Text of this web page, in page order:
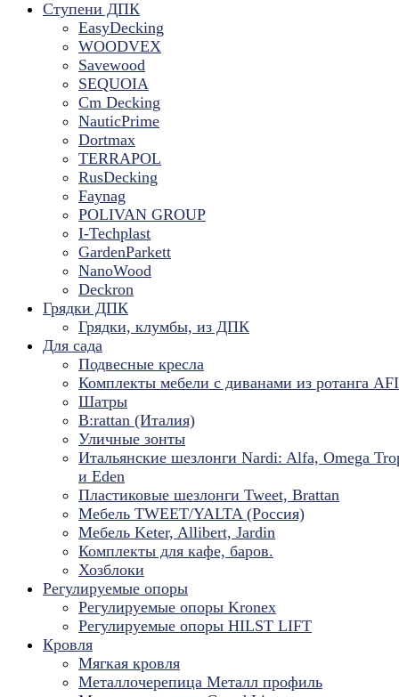
Ступени ДПК
EasyDecking
WOODVEX
Savewood
SEQUOIA
Cm Decking
NauticPrime
Dortmax
TERRAPOL
RusDecking
Faynag
POLIVAN GROUP
I-Techplast
GardenParkett
NanoWood
Deckron
Грядки ДПК
Грядки, клумбы, из ДПК
Для сада
Подвесные кресла
Комплекты мебели с диванами из ротанга
Шатры
B:rattan (Италия)
Уличные зонты
Итальянские шезлонги Nardi: Alfa, Omega
и Eden
Пластиковые шезлонги Tweet, Brattan
Мебель TWEET/YALTA (Россия)
Мебель Keter, Allibert, Jardin
Комплекты для кафе, баров.
Хозблоки
Регулируемые опоры
Регулируемые опоры Kronex
Регулируемые опоры HILST LIFT
Кровля
Мягкая кровля
Металлочерепица Металл профиль